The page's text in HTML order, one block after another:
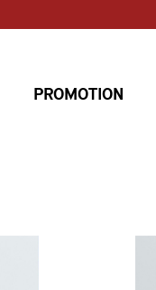
PROMOTION